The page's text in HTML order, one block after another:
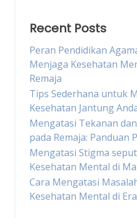
Recent Posts
Peran Pendidikan
Menjaga Kesehatan
Remaja
Tips Sederhana untuk
Kesehatan Jantung
Mengatasi Tekanan
pada Remaja: Panduan
Mengatasi Stigma
Kesehatan Mental di
Cara Mengatasi
Kesehatan Mental di